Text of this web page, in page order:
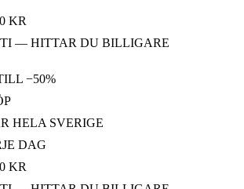
KR
— HITTAR DU BILLIGARE
−50%
HELA SVERIGE
DAG
KR